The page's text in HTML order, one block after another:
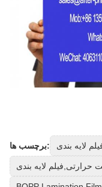
برچسب ها: